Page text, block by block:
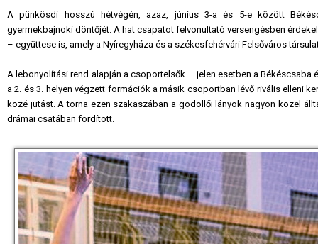
A pünkösdi hosszú hétvégén, azaz, június 3-a és 5-e között
gyermekbajnoki döntőjét. A hat csapatot felvonultató versengésben
– együttese is, amely a Nyíregyháza és a székesfehérvári Felsőváros
A lebonyolítási rend alapján a csoportelsők – jelen esetben a
a 2. és 3. helyen végzett formációk a másik csoportban lévő rivális elleni
közé jutást. A torna ezen szakaszában a gödöllői lányok nagyon közel
drámai csatában fordított.